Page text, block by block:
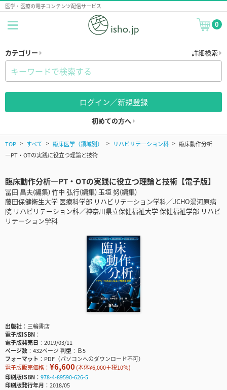
医学・医療の電子コンテンツ配信サービス
0
カテゴリー 詳細検索
ログイン／新規登録
初めての方へ
TOP すべて 臨床医学（領域別） リハビリテーション科
臨床動作分析
―PT・OTの実践に役立つ理論と技術
臨床動作分析―PT・OTの実践に役立つ理論と技術【電子版】
冨田 昌夫(編集) 竹中 弘行(編集) 玉垣 努(編集)
藤田保健衛生大学 医療科学部 リハビリテーション学科／JCHO湯河原病
院 リハビリテーション科／神奈川県立保健福祉大学 保健福祉学部 リハビ
リテーション学科
出版社
三輪書店
電子版ISBN
電子版発売日
2019/03/11
ページ数
432ページ判型
Ｂ5
フォーマット
PDF（パソコンへのダウンロード不可）
電子版販売価格： ¥6,600(本体¥6,000＋税10％)
印刷版ISBN
978-4-89590-626-5
印刷版発行年月
2018/05